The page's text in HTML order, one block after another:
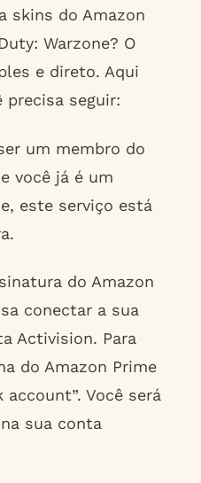
skins do Amazon
Warzone? O
e direto. Aqui
precisa seguir:
um membro do
você já é um
este serviço está
do Amazon
conectar a sua
Activision. Para
do Amazon Prime
Você será
sua conta